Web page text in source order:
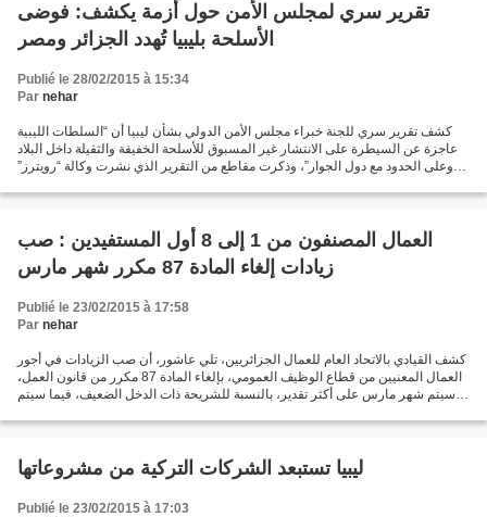
تقرير سري لمجلس الأمن حول أزمة يكشف: فوضى
الأسلحة بليبيا تُهدد الجزائر ومصر
Publié le 28/02/2015 à 15:34
Par nehar
كشف تقرير سري للجنة خبراء مجلس الأمن الدولي بشأن ليبيا أن “السلطات الليبية
عاجزة عن السيطرة على الانتشار غير المسبوق للأسلحة الخفيفة والثقيلة داخل البلاد
وعلى الحدود مع دول الجوار”، وذكرت مقاطع من التقرير الذي نشرت وكالة “رويترز”
العمال المصنفون من 1 إلى 8 أول المستفيدين : صب
زيادات إلغاء المادة 87 مكرر شهر مارس
Publié le 23/02/2015 à 17:58
Par nehar
كشف القيادي بالاتحاد العام للعمال الجزائريين، تلي عاشور، أن صب الزيادات في أجور
العمال المعنيين من قطاع الوظيف العمومي، بإلغاء المادة 87 مكرر من قانون العمل،
سيتم شهر مارس على أكثر تقدير، بالنسبة للشريحة ذات الدخل الضعيف، فيما سيتم
ليبيا تستبعد الشركات التركية من مشروعاتها
Publié le 23/02/2015 à 17:03